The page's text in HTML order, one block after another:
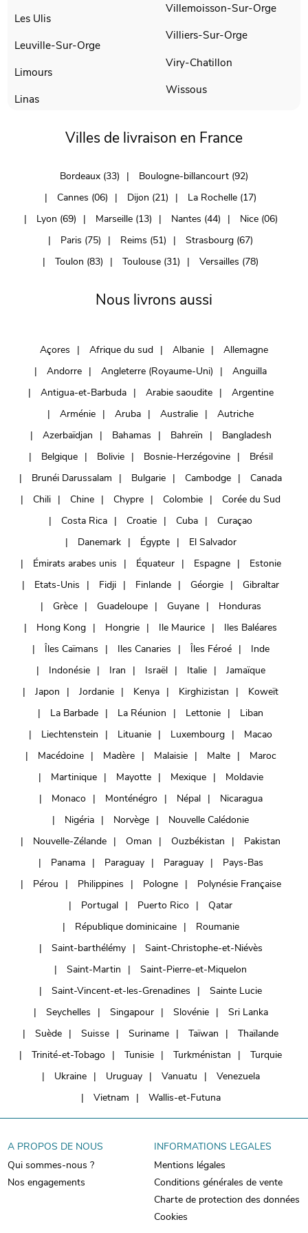
Les Ulis
Leuville-Sur-Orge
Limours
Linas
Villemoisson-Sur-Orge
Villiers-Sur-Orge
Viry-Chatillon
Wissous
Villes de livraison en France
Bordeaux (33)
Boulogne-billancourt (92)
Cannes (06)
Dijon (21)
La Rochelle (17)
Lyon (69)
Marseille (13) Nantes (44)
Nice (06)
Paris (75)
Reims (51)
Strasbourg (67)
Toulon (83)
Toulouse (31) Versailles (78)
Nous livrons aussi
Açores Afrique du sud Albanie
Allemagne
Andorre
Angleterre (Royaume-Uni)
Anguilla
Antigua-et-Barbuda
Arabie saoudite
Argentine
Arménie
Aruba Australie
Autriche
Azerbaïdjan
Bahamas Bahreïn
Bangladesh
Belgique
Bolivie Bosnie-Herzégovine
Brésil
Brunéi Darussalam
Bulgarie Cambodge
Canada
Chili
Chine Chypre Colombie
Corée du Sud
Costa Rica
Croatie Cuba
Curaçao
Danemark
Égypte
El Salvador
Émirats arabes unis
Équateur Espagne
Estonie
Etats-Unis
Fidji Finlande Géorgie
Gibraltar
Grèce
Guadeloupe Guyane
Honduras
Hong Kong
Hongrie Ile Maurice
Iles Baléares
Îles Caïmans
Iles Canaries Îles Féroé
Inde
Indonésie
Iran Israël Italie
Jamaïque
Japon
Jordanie Kenya Kirghizistan
Koweït
La Barbade
La Réunion Lettonie
Liban
Liechtenstein
Lituanie Luxembourg
Macao
Macédoine
Madère Malaisie Malte
Maroc
Martinique
Mayotte Mexique
Moldavie
Monaco
Monténégro Népal
Nicaragua
Nigéria
Norvège
Nouvelle Calédonie
Nouvelle-Zélande
Oman Ouzbékistan
Pakistan
Panama
Paraguay Paraguay
Pays-Bas
Pérou
Philippines Pologne
Polynésie Française
Portugal
Puerto Rico
Qatar
République dominicaine
Roumanie
Saint-barthélémy
Saint-Christophe-et-Niévès
Saint-Martin
Saint-Pierre-et-Miquelon
Saint-Vincent-et-les-Grenadines
Sainte Lucie
Seychelles
Singapour Slovénie
Sri Lanka
Suède
Suisse Suriname Taïwan
Thaïlande
Trinité-et-Tobago
Tunisie Turkménistan
Turquie
Ukraine
Uruguay Vanuatu
Venezuela
Vietnam
Wallis-et-Futuna
A PROPOS DE NOUS
Qui sommes-nous ?
Nos engagements
INFORMATIONS LEGALES
Mentions légales
Conditions générales de vente
Charte de protection des données
Cookies